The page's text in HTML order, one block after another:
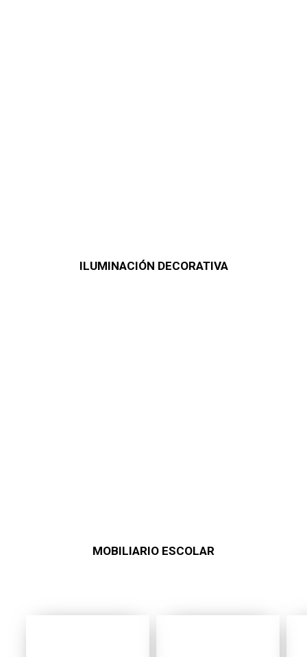
ILUMINACIÓN DECORATIVA
MOBILIARIO ESCOLAR